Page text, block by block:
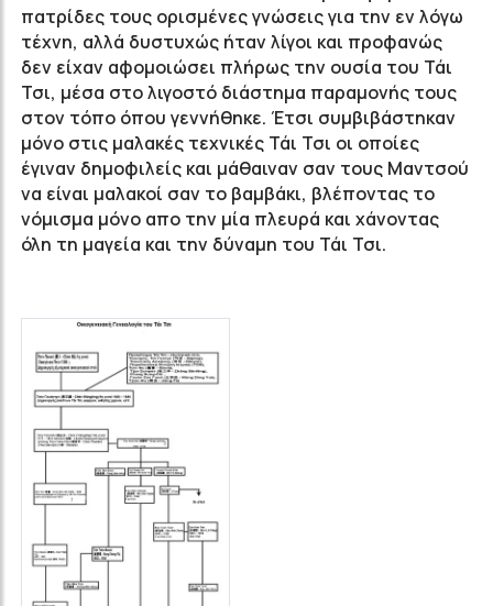
πατρίδες τους ορισμένες γνώσεις για την εν λόγω
τέχνη, αλλά δυστυχώς ήταν λίγοι και προφανώς
δεν είχαν αφομοιώσει πλήρως την ουσία του Τάι
Τσι, μέσα στο λιγοστό διάστημα παραμονής τους
στον τόπο όπου γεννήθηκε. Έτσι συμβιβάστηκαν
μόνο στις μαλακές τεχνικές Τάι Τσι οι οποίες
έγιναν δημοφιλείς και μάθαιναν σαν τους Μαντσού
να είναι μαλακοί σαν το βαμβάκι, βλέποντας το
νόμισμα μόνο απο την μία πλευρά και χάνοντας
όλη τη μαγεία και την δύναμη του Τάι Τσι.